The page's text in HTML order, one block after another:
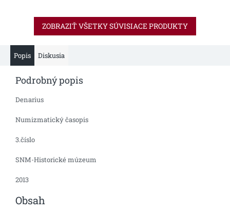
ZOBRAZIŤ VŠETKY SÚVISIACE PRODUKTY
Popis Diskusia
Podrobný popis
Denarius
Numizmatický časopis
3.číslo
SNM-Historické múzeum
2013
Obsah